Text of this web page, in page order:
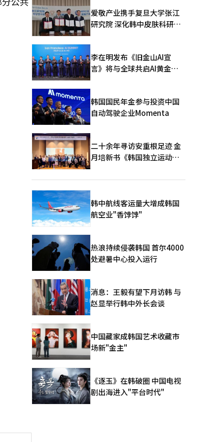
爱敬产业携手复旦大学张江
研究院 深化韩中皮肤科研合
李在明发布《旧金山AI宣
言》将与全球共启AI黄金时
韩国国民年金参与投资中国
自动驾驶企业Momenta
二十余年寻访安重根足迹 金
月培新书《韩国独立运动圣
版
韩中航线客运量大增成韩国
航空业"香饽饽"
热浪持续侵袭韩国 首尔4000
处避暑中心投入运行
消息：王毅有望下月访韩 与
赵显举行韩中外长会谈
中国藏家成韩国艺术收藏市
场新"金主"
《逐玉》在韩破圈 中国电视
剧出海进入"平台时代"